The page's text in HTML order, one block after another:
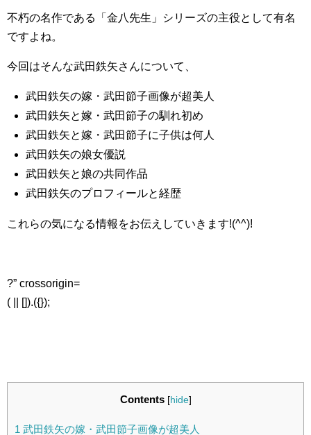
不朽の名作である「金八先生」シリーズの主役として有名
ですよね。
今回はそんな武田鉄矢さんについて、
武田鉄矢の嫁・武田節子画像が超美人
武田鉄矢と嫁・武田節子の馴れ初め
武田鉄矢と嫁・武田節子に子供は何人
武田鉄矢の娘女優説
武田鉄矢と娘の共同作品
武田鉄矢のプロフィールと経歴
これらの気になる情報をお伝えしていきます!(^^)!
?” crossorigin=
( || []).({});
Contents [hide]
1 武田鉄矢の嫁・武田節子画像が超美人